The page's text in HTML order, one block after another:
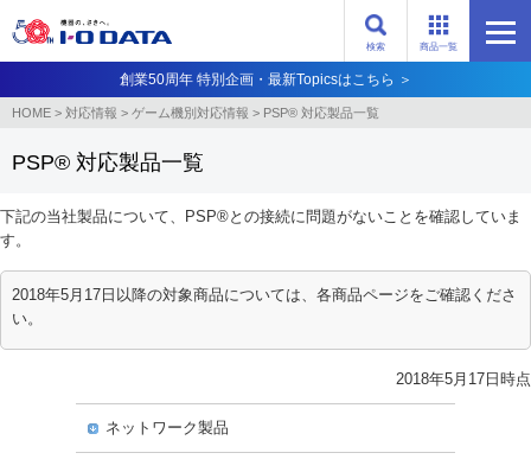
商品一覧
検索
創業50周年 特別企画・最新Topicsはこちら ＞
HOME > 対応情報 > ゲーム機別対応情報 > PSP® 対応製品一覧
PSP® 対応製品一覧
下記の当社製品について、PSP®との接続に問題がないことを確認していま
す。
2018年5月17日以降の対象商品については、各商品ページをご確認くださ
い。
2018年5月17日時点
ネットワーク製品